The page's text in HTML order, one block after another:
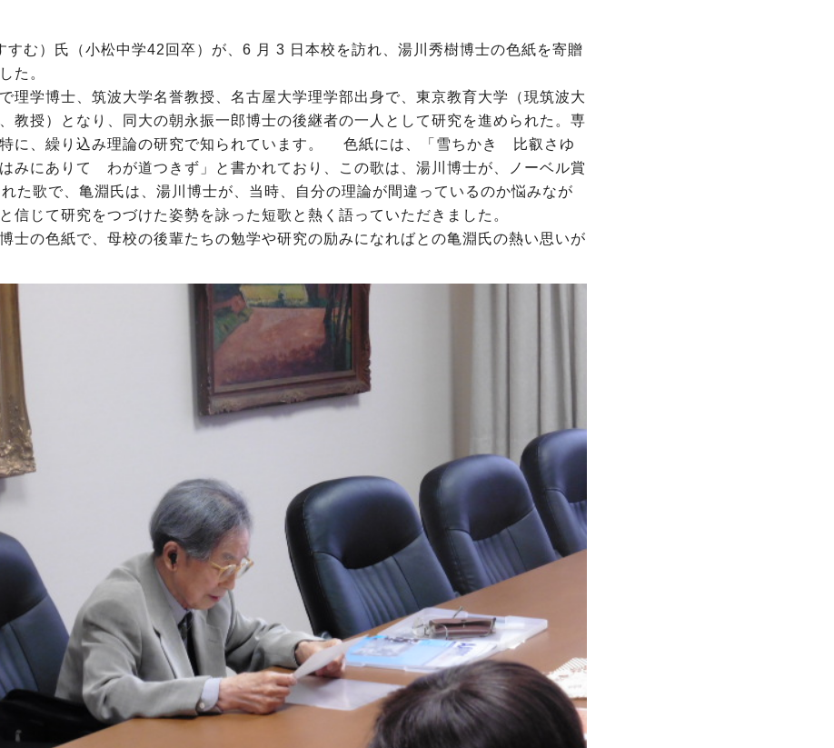
すむ）氏（小松中学42回卒）が、6 月 3 日本校を訪れ、湯川秀樹博士の色紙を寄贈
た。
理学博士、筑波大学名誉教授、名古屋大学理学部出身で、東京教育大学（現筑波大
教授）となり、同大の朝永振一郎博士の後継者の一人として研究を進められた。専
に、繰り込み理論の研究で知られています。 色紙には、「雪ちかき 比叡さゆ
にありて わが道つきず」と書かれており、この歌は、湯川博士が、ノーベル賞
た歌で、亀淵氏は、湯川博士が、当時、自分の理論が間違っているのか悩みなが
信じて研究をつづけた姿勢を詠った短歌と熱く語っていただきました。
士の色紙で、母校の後輩たちの勉学や研究の励みになればとの亀淵氏の熱い思いが